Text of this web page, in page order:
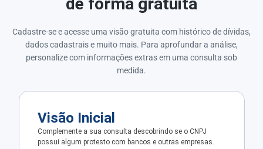
Cadastre-se e acesse uma visão gratuita com histórico de dívidas,
dados cadastrais e muito mais. Para aprofundar a análise,
personalize com informações extras em uma consulta sob
medida.
Visão Inicial
Complemente a sua consulta descobrindo se o CNPJ
possui algum protesto com bancos e outras empresas.